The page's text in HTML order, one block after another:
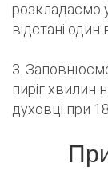
розкладаємо
відстані один
3.
пиріг хвилин
духовці при